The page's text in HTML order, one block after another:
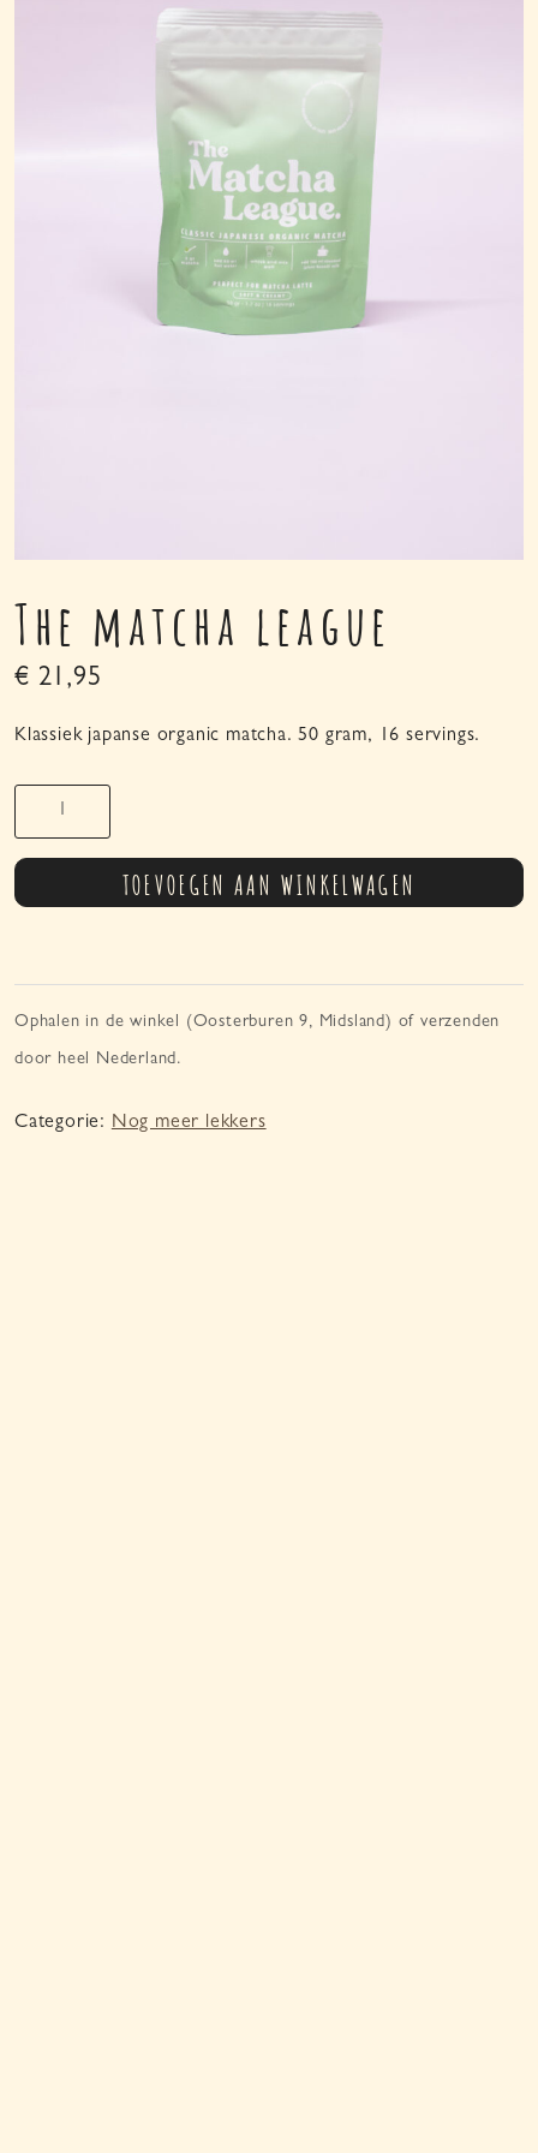
The matcha league
€ 21,95
Klassiek japanse organic matcha. 50 gram, 16 servings.
matcha
aantal
TOEVOEGEN AAN WINKELWAGEN
Ophalen in de winkel (Oosterburen 9, Midsland) of verzenden
door heel Nederland.
Categorie: Nog meer lekkers